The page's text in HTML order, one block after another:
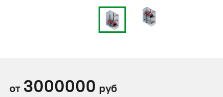
от 3000000 руб